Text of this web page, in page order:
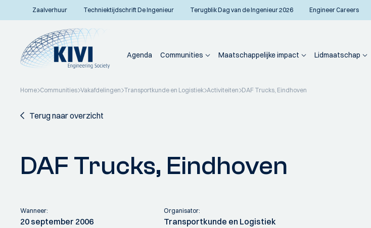
Zaalverhuur Techniektijdschrift De Ingenieur Terugblik Dag van de Ingenieur 2026 Engineer Careers
Agenda Communities Maatschappelijke impact Lidmaatschap
Home Communities Vakafdelingen Transportkunde en Logistiek Activiteiten DAF Trucks, Eindhoven
Terug naar overzicht
DAF Trucks, Eindhoven
Wanneer:
20 september 2006
Organisator:
Transportkunde en Logistiek